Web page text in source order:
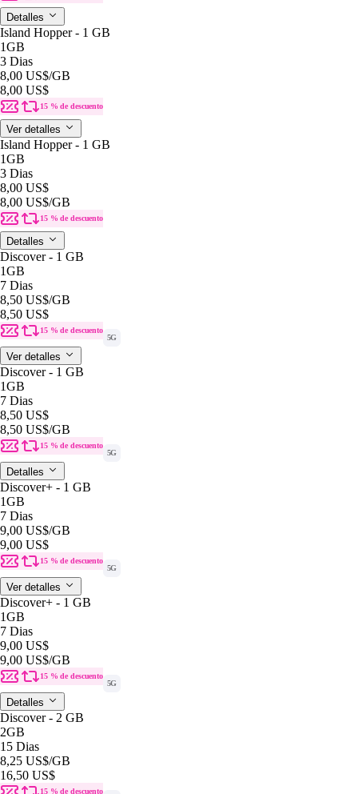
Detalles
Island Hopper - 1 GB
1GB
3 Dias
8,00 US$/GB
8,00 US$
15 % de descuento
Ver detalles
Island Hopper - 1 GB
1GB
3 Dias
8,00 US$
8,00 US$/GB
15 % de descuento
Detalles
Discover - 1 GB
1GB
7 Dias
8,50 US$/GB
8,50 US$
15 % de descuento
5G
Ver detalles
Discover - 1 GB
1GB
7 Dias
8,50 US$
8,50 US$/GB
15 % de descuento
5G
Detalles
Discover+ - 1 GB
1GB
7 Dias
9,00 US$/GB
9,00 US$
15 % de descuento
5G
Ver detalles
Discover+ - 1 GB
1GB
7 Dias
9,00 US$
9,00 US$/GB
15 % de descuento
5G
Detalles
Discover - 2 GB
2GB
15 Dias
8,25 US$/GB
16,50 US$
15 % de descuento